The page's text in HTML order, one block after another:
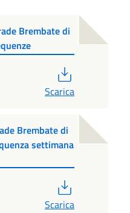
Brembate di
Scarica
Brembate di
settimana
Scarica